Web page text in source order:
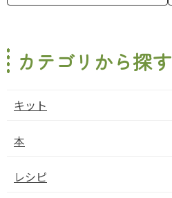
カテゴリから探す
キット
本
レシピ